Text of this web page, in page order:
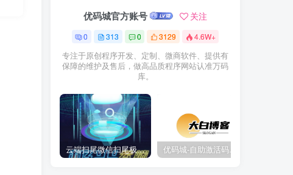
优码城官方账号 关注
0 313 0 3129 4.6W+
专注于原创程序开发、定制、微商软件、提供有
保障的维护及售后，做高品质程序网站认准万码
库。
云端扫尾微信扫尾极光,天使,格力,新百伦双号正版点数点卡授权充值 优码城-自助激活码商城-自助购卡点击-激活码24小时自助发卡地址